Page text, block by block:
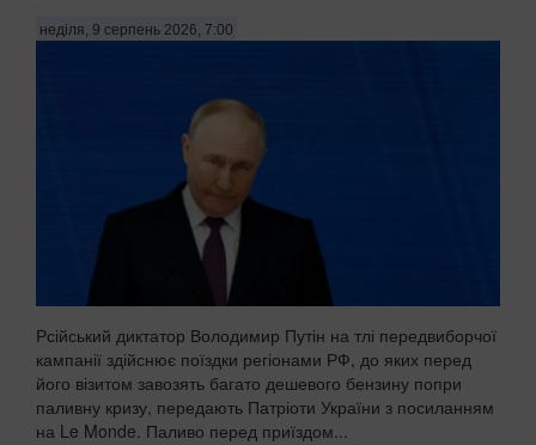
неділя, 9 серпень 2026, 7:00
Рсійський диктатор Володимир Путін на тлі передвиборчої
кампанії здійснює поїздки регіонами РФ, до яких перед
його візитом завозять багато дешевого бензину попри
паливну кризу, передають Патріоти України з посиланням
на Le Monde. Паливо перед приїздом...